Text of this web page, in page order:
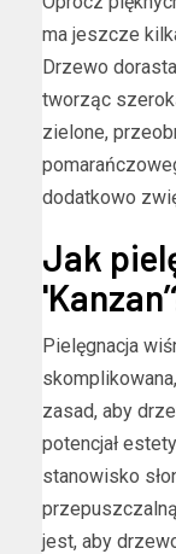
ma jeszcze
Drzewo
tworząc
zielone,
dodatkowo
Jak
Pielęgnacja
zasad, aby
potencjał
stanowisko
jest, aby